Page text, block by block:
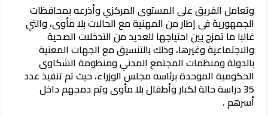
وتعامل الفريق على المستوى المركزي وأذرعه بمحافظات
الجمهورية فى إطار من المهنية مع الحالات بلا مأوى، والتي
غالبا ما تمزج بين احتياجها للعديد من التدخلات الصحية
والاجتماعية وغيرها، وذلك بالتنسيق مع الجهات المعنية
بالدولة ومنظمات المجتمع المدني ومنظومة الشكاوى
الحكومية الموحدة برئاسه مجلس الوزراء، حيث تم تنفيذ عدد
35 دراسة حالة لكبار وأطفال بلا مأوى وتم دمجهم داخل
أسرهم .